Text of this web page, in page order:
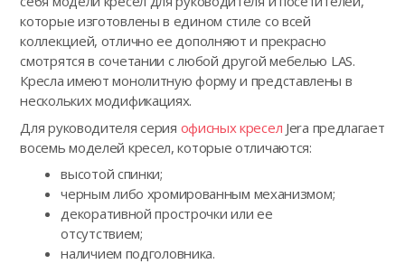
которые изготовлены в едином стиле со всей
коллекцией, отлично ее дополняют и прекрасно
смотрятся в сочетании с любой другой мебелью LAS.
Кресла имеют монолитную форму и представлены в
нескольких модификациях.
Для руководителя серия офисных кресел Jera предлагает
восемь моделей кресел, которые отличаются:
высотой спинки;
черным либо хромированным механизмом;
декоративной прострочки или ее
отсутствием;
наличием подголовника.